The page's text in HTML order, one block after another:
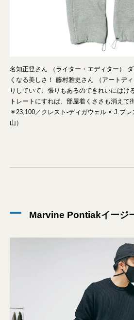
名知正登さん （ライター・エディター）
くなる美しさ！ 藤村雅史さん （アートデ
りしていて、張りもあるのできれいにはけ
トレートにすれば、部屋着くささも消えて
￥23,100／クレスト-ディガウェル × J.プ
山）
Marvine Pontiakイージ